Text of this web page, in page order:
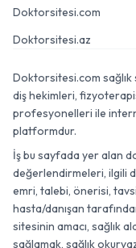
Doktorsitesi.com
Doktorsitesi.az
Doktorsitesi.com
diş hekimleri,
profesyonelleri ile
platformdur.
İş bu sayfada yer alan
değerlendirmeleri, ilgili
emri, talebi, önerisi,
hasta/danışan
sitesinin amacı, sağlık
sağlamak, sağlık